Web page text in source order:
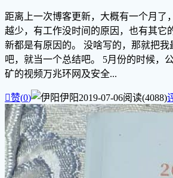
距离上一次博客更新，大概有一个月了
越少，有工作没时间的原因，也有其它
新都是有原因的。 没啥写的，那就把
吧，就当一个总结吧。 5月份的时候，
矿的视频万兆环网及安全...
赞(0) 伊阳2019-07-06阅读(4088)